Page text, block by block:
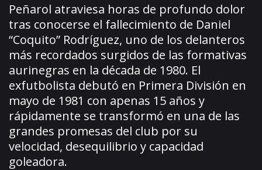
Peñarol atraviesa horas de profundo dolor
tras conocerse el fallecimiento de Daniel
“Coquito” Rodríguez, uno de los delanteros
más recordados surgidos de las formativas
aurinegras en la década de 1980. El
exfutbolista debutó en Primera División en
mayo de 1981 con apenas 15 años y
rápidamente se transformó en una de las
grandes promesas del club por su
velocidad, desequilibrio y capacidad
goleadora.